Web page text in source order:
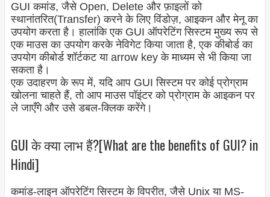
GUI कमांड, जैसे Open, Delete और फ़ाइलों को
स्थानांतरित(Transfer) करने के लिए विंडोज़, आइकन और मेनू का
उपयोग करता है। हालांकि एक GUI ऑपरेटिंग सिस्टम मुख्य रूप से
एक माउस का उपयोग करके नेविगेट किया जाता है, एक कीबोर्ड का
उपयोग कीबोर्ड शॉर्टकट या arrow key के माध्यम से भी किया जा
सकता है।
एक उदाहरण के रूप में, यदि आप GUI सिस्टम पर कोई प्रोग्राम
खोलना चाहते हैं, तो आप माउस पॉइंटर को प्रोग्राम के आइकन पर
ले जाएँगे और उसे डबल-क्लिक करेंगे।
GUI के क्या लाभ हैं?[What are the benefits of GUI? in
Hindi]
कमांड-लाइन ऑपरेटिंग सिस्टम के विपरीत, जैसे Unix या MS-